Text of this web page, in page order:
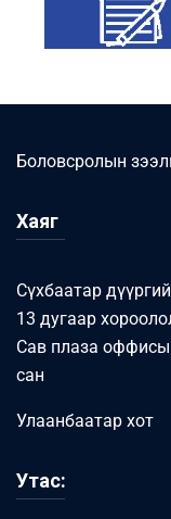
Боловсролын
Хаяг
Сүхбаатар
13 дугаар
Сав плаза
сан
Улаанбаатар хот
Утас: